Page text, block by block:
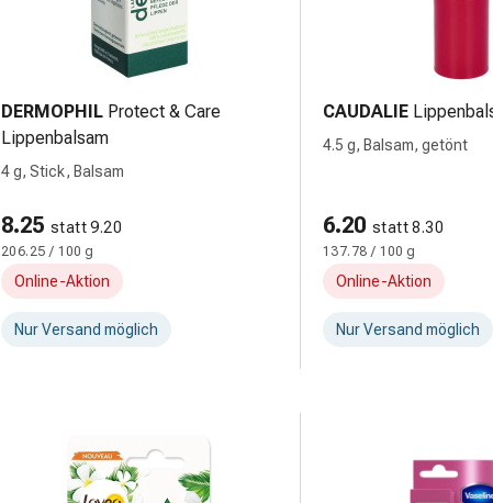
DERMOPHIL Protect & Care
Lippenbalsam
4 g, Stick, Balsam
8.25 statt 9.20
206.25 / 100 g
Online-Aktion
Nur Versand möglich
CAUDALIE
4.5 g, Balsam, getönt
6.20 statt 8.30
137.78 / 100 g
Online-Aktion
Nur Versand möglich